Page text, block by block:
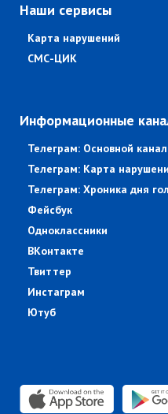
Наши сервисы
Карта нарушений
СМС-ЦИК
Информационные
Телеграм: Основной канал
Телеграм: Карта
Телеграм: Хроника дня
Фейсбук
Одноклассники
ВКонтакте
Твиттер
Инстаграм
Ютуб